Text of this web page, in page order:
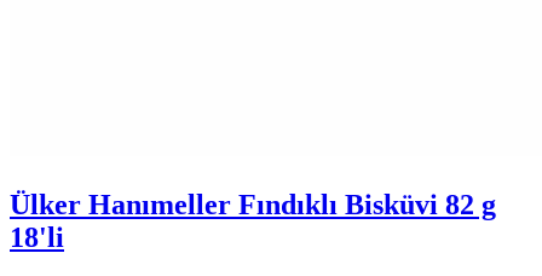
Ülker Hanımeller Fındıklı Bisküvi 82 g
18'li